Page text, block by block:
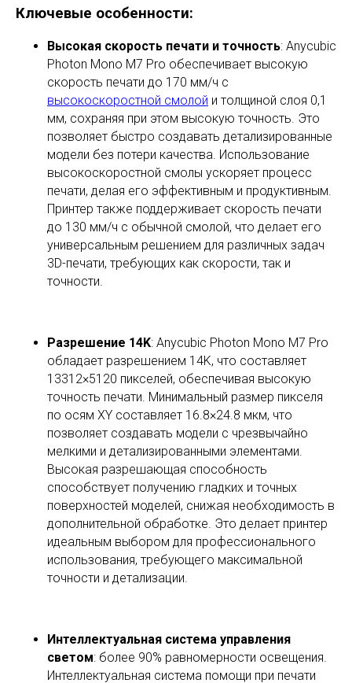
Ключевые особенности:
Высокая скорость печати и точность: Anycubic
Photon Mono M7 Pro обеспечивает высокую
скорость печати до 170 мм/ч с
высокоскоростной смолой и толщиной слоя 0,1
мм, сохраняя при этом высокую точность. Это
позволяет быстро создавать детализированные
модели без потери качества. Использование
высокоскоростной смолы ускоряет процесс
печати, делая его эффективным и продуктивным.
Принтер также поддерживает скорость печати
до 130 мм/ч с обычной смолой, что делает его
универсальным решением для различных задач
3D-печати, требующих как скорости, так и
точности.
Разрешение 14K: Anycubic Photon Mono M7 Pro
обладает разрешением 14K, что составляет
13312×5120 пикселей, обеспечивая высокую
точность печати. Минимальный размер пикселя
по осям XY составляет 16.8×24.8 мкм, что
позволяет создавать модели с чрезвычайно
мелкими и детализированными элементами.
Высокая разрешающая способность
способствует получению гладких и точных
поверхностей моделей, снижая необходимость в
дополнительной обработке. Это делает принтер
идеальным выбором для профессионального
использования, требующего максимальной
точности и детализации.
Интеллектуальная система управления
светом: более 90% равномерности освещения.
Интеллектуальная система помощи при печати